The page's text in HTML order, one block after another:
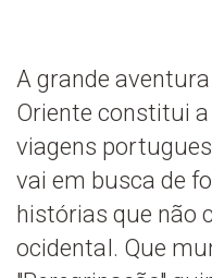
A grande
Oriente constitui
viagens
vai em busca de
histórias que não
ocidentaI. Que